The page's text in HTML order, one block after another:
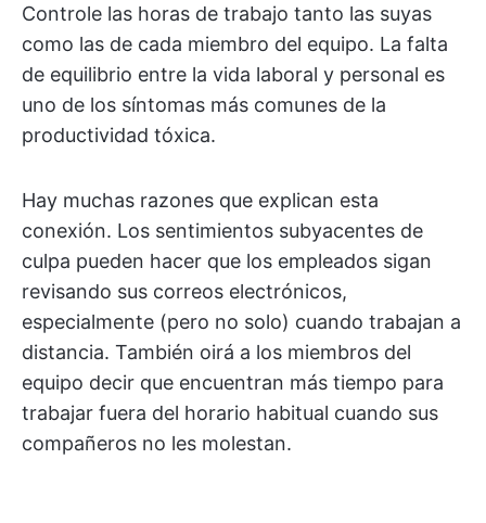
Controle las horas de trabajo tanto las suyas
como las de cada miembro del equipo. La falta
de equilibrio entre la vida laboral y personal es
uno de los síntomas más comunes de la
productividad tóxica.
Hay muchas razones que explican esta
conexión. Los sentimientos subyacentes de
culpa pueden hacer que los empleados sigan
revisando sus correos electrónicos,
especialmente (pero no solo) cuando trabajan a
distancia. También oirá a los miembros del
equipo decir que encuentran más tiempo para
trabajar fuera del horario habitual cuando sus
compañeros no les molestan.